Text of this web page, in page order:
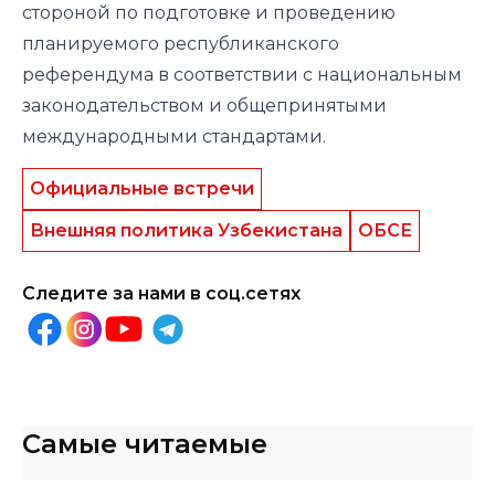
стороной по подготовке и проведению
планируемого республиканского
референдума в соответствии с национальным
законодательством и общепринятыми
международными стандартами.
Официальные встречи
Внешняя политика Узбекистана
ОБСЕ
Следите за нами в соц.сетях
Самые читаемые